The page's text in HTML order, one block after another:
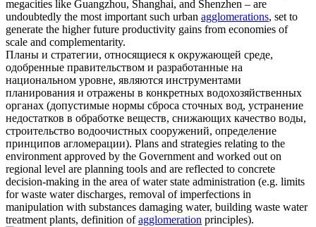
megacities like Guangzhou, Shanghai, and Shenzhen – are
undoubtedly the most important such urban agglomerations, set to
generate the higher future productivity gains from economies of
scale and complementarity.
Планы и стратегии, относящиеся к окружающей среде,
одобренные правительством и разработанные на
национальном уровне, являются инструментами
планирования и отражены в конкретных водохозяйственных
органах (допустимые нормы сброса сточных вод, устранение
недостатков в обработке веществ, снижающих качество воды,
строительство водоочистных сооружений, определение
принципов агломерации). Plans and strategies relating to the
environment approved by the Government and worked out on
regional level are planning tools and are reflected to concrete
decision-making in the area of water state administration (e.g. limits
for waste water discharges, removal of imperfections in
manipulation with substances damaging water, building waste water
treatment plants, definition ofagglomeration principles).